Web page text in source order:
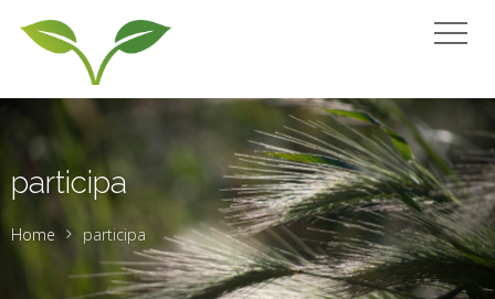
participa
Home participa